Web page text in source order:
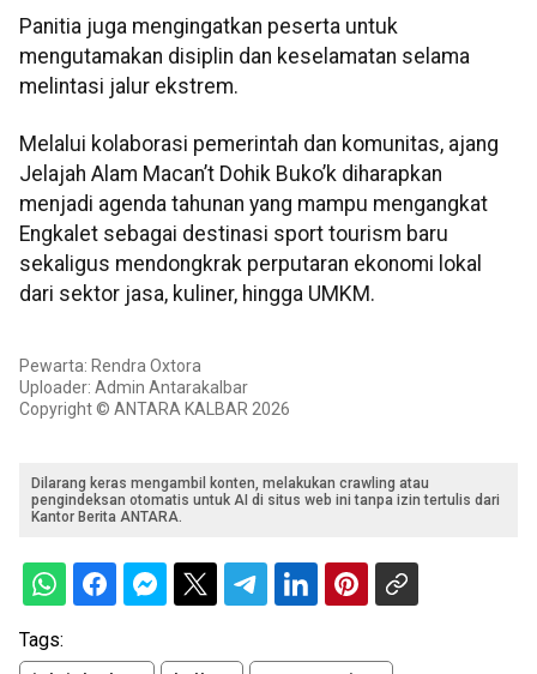
Panitia juga mengingatkan peserta untuk
mengutamakan disiplin dan keselamatan selama
melintasi jalur ekstrem.
Melalui kolaborasi pemerintah dan komunitas, ajang
Jelajah Alam Macan’t Dohik Buko’k diharapkan
menjadi agenda tahunan yang mampu mengangkat
Engkalet sebagai destinasi sport tourism baru
sekaligus mendongkrak perputaran ekonomi lokal
dari sektor jasa, kuliner, hingga UMKM.
Pewarta: Rendra Oxtora
Uploader: Admin Antarakalbar
Copyright © ANTARA KALBAR 2026
Dilarang keras mengambil konten, melakukan crawling atau
pengindeksan otomatis untuk AI di situs web ini tanpa izin tertulis dari
Kantor Berita ANTARA.
Tags: